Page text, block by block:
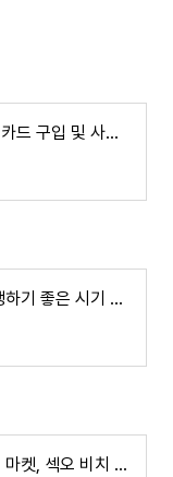
홍콩 여행 준비 옥토퍼스 카드 구입 및 사용법, 그 외 교통 패스
홍콩 날씨 특징, 월별 여행하기 좋은 시기 성수기 옷차림
홍콩 리펄스 베이, 스탠리 마켓, 섹오 비치 자유 여행 가는 법